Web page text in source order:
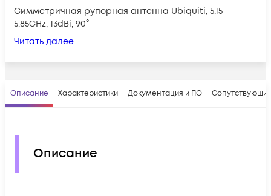
Симметричная рупорная антенна Ubiquiti, 5.15-
5.85GHz, 13dBi, 90°
Читать далее
Описание Характеристики Документация и ПО
Описание